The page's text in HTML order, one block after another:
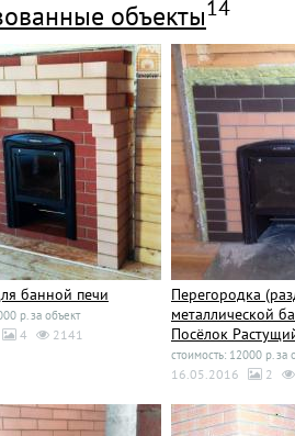
объекты14
банной печи
р. за объект
4 2141
Перегородка
металлической
Посёлок
стоимость: 12000 р. за
16.05.2016 2